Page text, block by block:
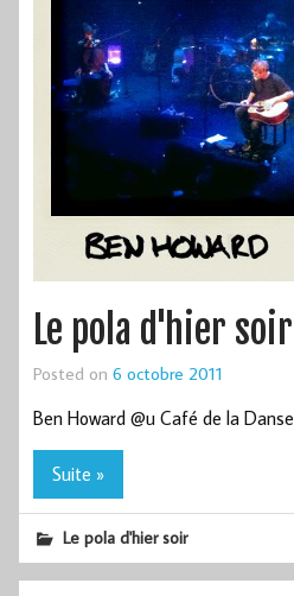
Le pola d'hier soir
Posted on 6 octobre 2011
Ben Howard @u Café de la Danse
Suite »
Le pola d'hier soir